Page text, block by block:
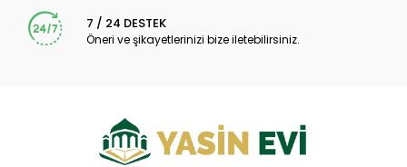
7 / 24 DESTEK
Öneri ve şikayetlerinizi bize iletebilirsiniz.